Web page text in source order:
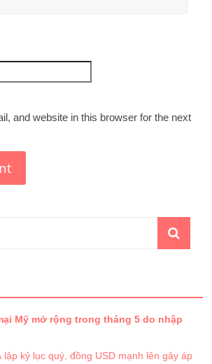
and website in this browser for the next
Mỹ mở rộng trong tháng 5 do nhập
kỷ lục quý, đồng USD mạnh lên gây áp